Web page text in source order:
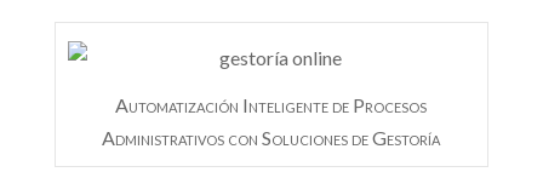
Automatización Inteligente de Procesos
Administrativos con Soluciones de Gestoría